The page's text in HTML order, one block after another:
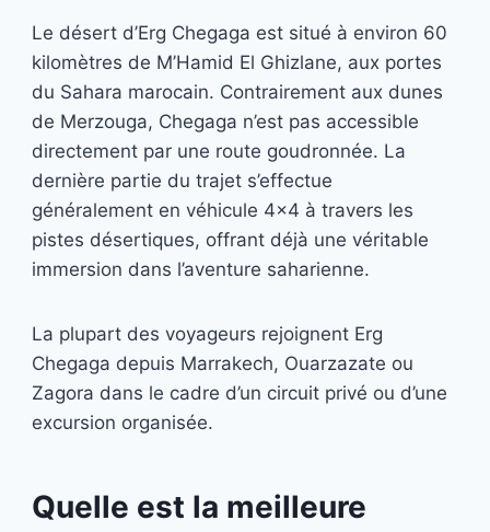
Le désert d’Erg Chegaga est situé à environ 60
kilomètres de M’Hamid El Ghizlane, aux portes
du Sahara marocain. Contrairement aux dunes
de Merzouga, Chegaga n’est pas accessible
directement par une route goudronnée. La
dernière partie du trajet s’effectue
généralement en véhicule 4×4 à travers les
pistes désertiques, offrant déjà une véritable
immersion dans l’aventure saharienne.
La plupart des voyageurs rejoignent Erg
Chegaga depuis Marrakech, Ouarzazate ou
Zagora dans le cadre d’un circuit privé ou d’une
excursion organisée.
Quelle est la meilleure